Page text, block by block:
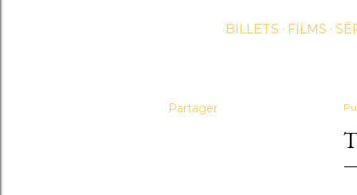
BILLETS FILMS
Partager